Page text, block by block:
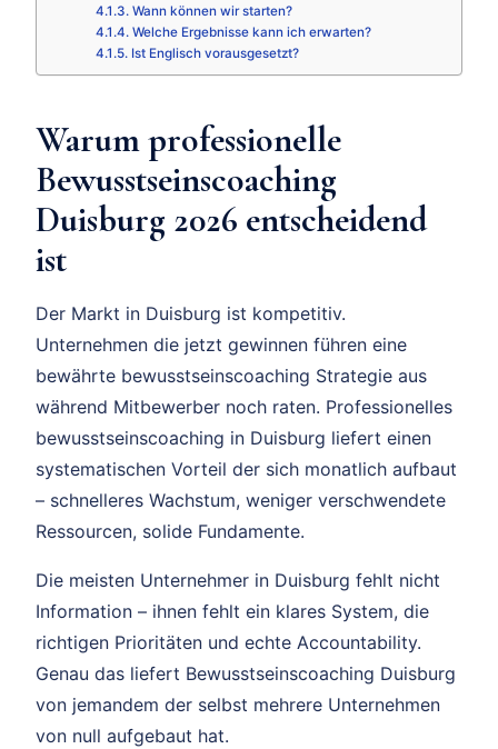
Wann können wir starten?
Welche Ergebnisse kann ich erwarten?
Ist Englisch vorausgesetzt?
Warum professionelle
Bewusstseinscoaching
Duisburg 2026 entscheidend
ist
Der Markt in Duisburg ist kompetitiv.
Unternehmen die jetzt gewinnen führen eine
bewährte bewusstseinscoaching Strategie aus
während Mitbewerber noch raten. Professionelles
bewusstseinscoaching in Duisburg liefert einen
systematischen Vorteil der sich monatlich aufbaut
– schnelleres Wachstum, weniger verschwendete
Ressourcen, solide Fundamente.
Die meisten Unternehmer in Duisburg fehlt nicht
Information – ihnen fehlt ein klares System, die
richtigen Prioritäten und echte Accountability.
Genau das liefert Bewusstseinscoaching Duisburg
von jemandem der selbst mehrere Unternehmen
von null aufgebaut hat.